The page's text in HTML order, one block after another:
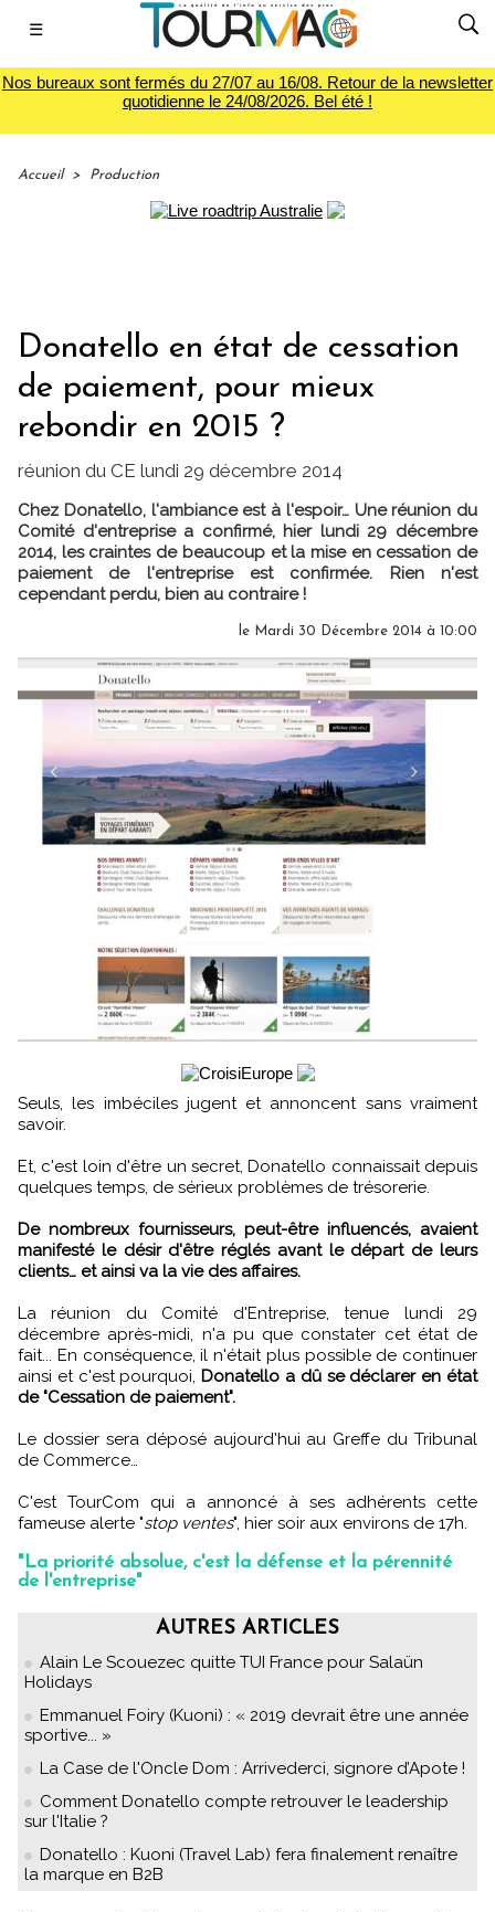
☰
Nos bureaux sont fermés du 27/07 au 16/08. Retour de la newsletter
quotidienne le 24/08/2026. Bel été !
Accueil > Production
Donatello en état de cessation
de paiement, pour mieux
rebondir en 2015 ?
réunion du CE lundi 29 décembre 2014
Chez Donatello, l'ambiance est à l'espoir… Une réunion du
Comité d'entreprise a confirmé, hier lundi 29 décembre
2014, les craintes de beaucoup et la mise en cessation de
paiement de l'entreprise est confirmée. Rien n'est
cependant perdu, bien au contraire !
le Mardi 30 Décembre 2014 à 10:00
Seuls, les imbéciles jugent et annoncent sans vraiment
savoir.
Et, c'est loin d'être un secret, Donatello connaissait depuis
quelques temps, de sérieux problèmes de trésorerie.
De nombreux fournisseurs, peut-être influencés, avaient
manifesté le désir d'être réglés avant le départ de leurs
clients… et ainsi va la vie des affaires.
La réunion du Comité d'Entreprise, tenue lundi 29
décembre après-midi, n'a pu que constater cet état de
fait... En conséquence, il n'était plus possible de continuer
ainsi et c'est pourquoi, Donatello a dû se déclarer en état
de "Cessation de paiement".
Le dossier sera déposé aujourd'hui au Greffe du Tribunal
de Commerce…
C'est TourCom qui a annoncé à ses adhérents cette
fameuse alerte "stop ventes", hier soir aux environs de 17h.
"La priorité absolue, c'est la défense et la pérennité
de l'entreprise"
AUTRES ARTICLES
Alain Le Scouezec quitte TUI France pour Salaün
Holidays
Emmanuel Foiry (Kuoni) : « 2019 devrait être une année
sportive... »
La Case de l'Oncle Dom : Arrivederci, signore d’Apote !
Comment Donatello compte retrouver le leadership
sur l'Italie ?
Donatello : Kuoni (Travel Lab) fera finalement renaître
la marque en B2B